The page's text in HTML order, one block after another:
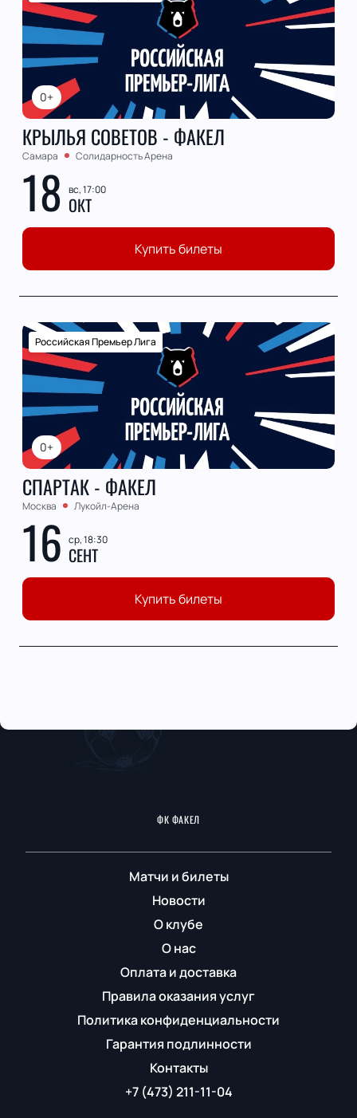
0+
КРЫЛЬЯ СОВЕТОВ - ФАКЕЛ
Самара Солидарность Арена
18 вс, 17:00
ОКТ
Купить билеты
0+
Российская Премьер Лига
СПАРТАК - ФАКЕЛ
Москва Лукойл-Арена
16 ср, 18:30
СЕНТ
Купить билеты
ФК ФАКЕЛ
Матчи и билеты
Новости
О клубе
О нас
Оплата и доставка
Правила оказания услуг
Политика конфиденциальности
Гарантия подлинности
Контакты
+7 (473) 211-11-04